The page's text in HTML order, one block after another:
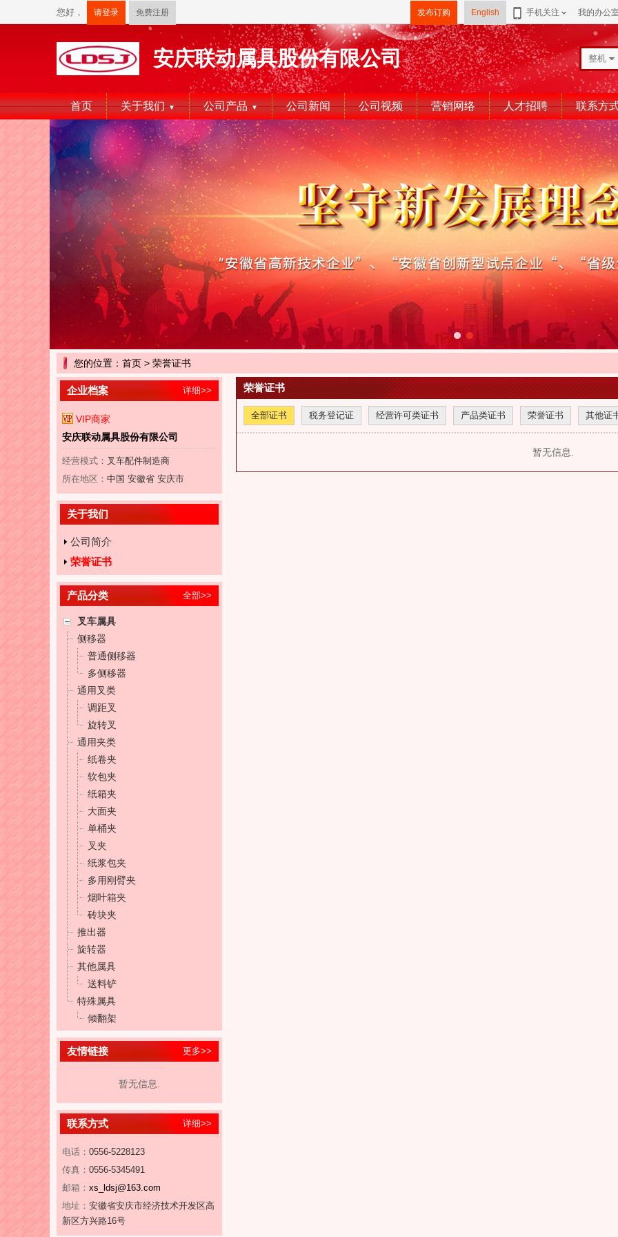
您好， 请登录 免费注册 发布订购 English 手机关注 我的办公
安庆联动属具股份有限公司 整机
首页 关于我们 ▼ 公司产品 ▼ 公司新闻 公司视频 营销网络 人才招聘 联系方
您的位置： 首页 > 荣誉证书
企业档案 详细>>
VIP商家
安庆联动属具股份有限公司
经营模式： 叉车配件制造商
所在地区： 中国 安徽省 安庆市
关于我们
公司简介
荣誉证书
产品分类 全部>>
叉车属具
侧移器
普通侧移器
多侧移器
通用叉类
调距叉
旋转叉
通用夹类
纸卷夹
软包夹
纸箱夹
大面夹
单桶夹
叉夹
纸浆包夹
多用刚臂夹
烟叶箱夹
砖块夹
推出器
旋转器
其他属具
送料铲
特殊属具
倾翻架
友情链接 更多>>
暂无信息.
联系方式 详细>>
电话： 0556-5228123
传真： 0556-5345491
邮箱： xs_ldsj@163.com
地址： 安徽省安庆市经济技术开发区高
新区方兴路16号
荣誉证书
全部证书 税务登记证 经营许可类证书 产品类证书 荣誉证书 其他证
暂无信息.